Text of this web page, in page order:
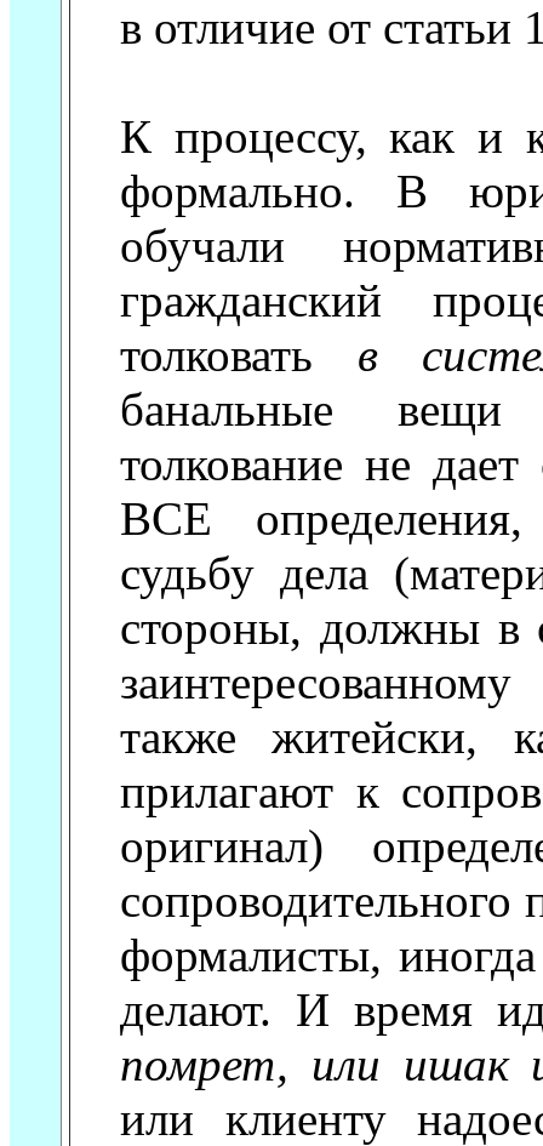
в отличие от статьи
К процессу, как и
формально. В
обучали
гражданский
толковать в
банальные вещи
толкование не
ВСЕ
судьбу дела
стороны, должны в
также житейски,
прилагают к
оригинал)
формалисты, иногда
делают. И время
помрет, или ишак
или клиенту